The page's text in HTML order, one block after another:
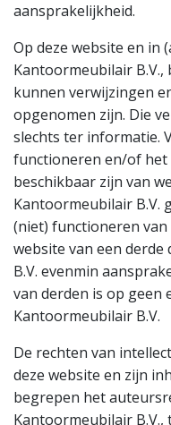
aansprakelijkheid.
Op deze website en in
Kantoormeubilair B.V.,
kunnen verwijzingen
opgenomen zijn. Die
slechts ter informatie.
functioneren en/of het
beschikbaar zijn van
Kantoormeubilair B.V.
(niet) functioneren
website van een
B.V. evenmin
van derden is op geen
Kantoormeubilair B.V.
De rechten van
deze website en zijn
begrepen het
Kantoormeubilair B.V.,